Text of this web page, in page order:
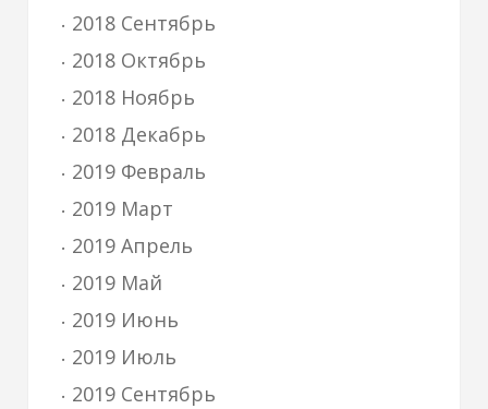
2018 Сентябрь
2018 Октябрь
2018 Ноябрь
2018 Декабрь
2019 Февраль
2019 Март
2019 Апрель
2019 Май
2019 Июнь
2019 Июль
2019 Сентябрь